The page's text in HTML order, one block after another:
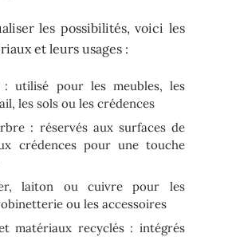
les possibilités, voici les
et leurs usages :
: utilisé pour les meubles, les
les sols ou les crédences
: réservés aux surfaces de
crédences pour une touche
laiton ou cuivre pour les
ou les accessoires
matériaux recyclés : intégrés